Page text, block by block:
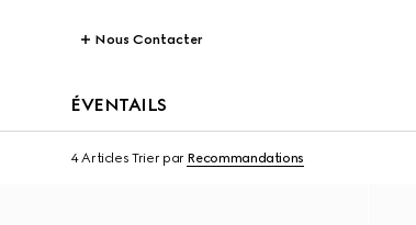
Nous Contacter
ÉVENTAILS
4 Articles Trier par Recommandations